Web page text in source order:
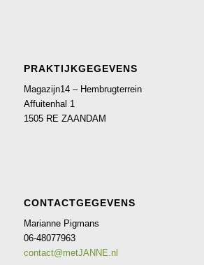
PRAKTIJKGEGEVENS
Magazijn14 – Hembrugterrein
Affuitenhal 1
1505 RE ZAANDAM
CONTACTGEGEVENS
Marianne Pigmans
06-48077963
contact@metJANNE.nl